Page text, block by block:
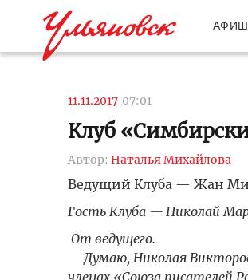
11.11.2017 07:01
Клуб
Автор: Наталья Михайлова
Ведущий Клуба — Жан
Гость Клуба — Николай
От ведущего.
Думаю, Николая
членах «Союза писателей